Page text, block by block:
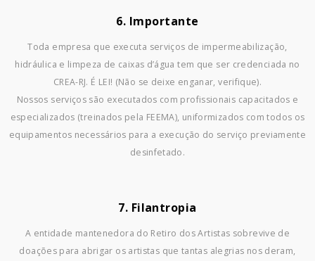
6. Importante
Toda empresa que executa serviços de impermeabilização,
hidráulica e limpeza de caixas d’água tem que ser credenciada no
CREA-RJ. É LEI! (Não se deixe enganar, verifique).
Nossos serviços são executados com profissionais capacitados e
especializados (treinados pela FEEMA), uniformizados com todos os
equipamentos necessários para a execução do serviço previamente
desinfetado.
7. Filantropia
A entidade mantenedora do Retiro dos Artistas sobrevive de
doações para abrigar os artistas que tantas alegrias nos deram,